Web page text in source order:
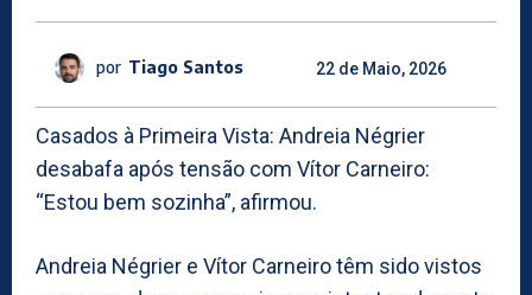
por Tiago Santos 22 de Maio, 2026
Casados à Primeira Vista: Andreia Négrier
desabafa após tensão com Vítor Carneiro:
“Estou bem sozinha”, afirmou.
Andreia Négrier e Vítor Carneiro têm sido vistos